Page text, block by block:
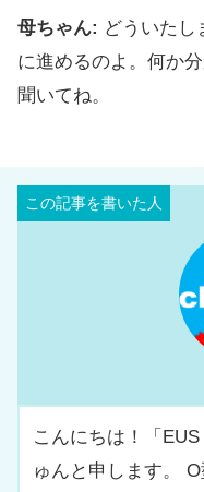
母ちゃん: どういたし
に進めるのよ。何か
聞いてね。
こんにちは！「
ゅんと申します。